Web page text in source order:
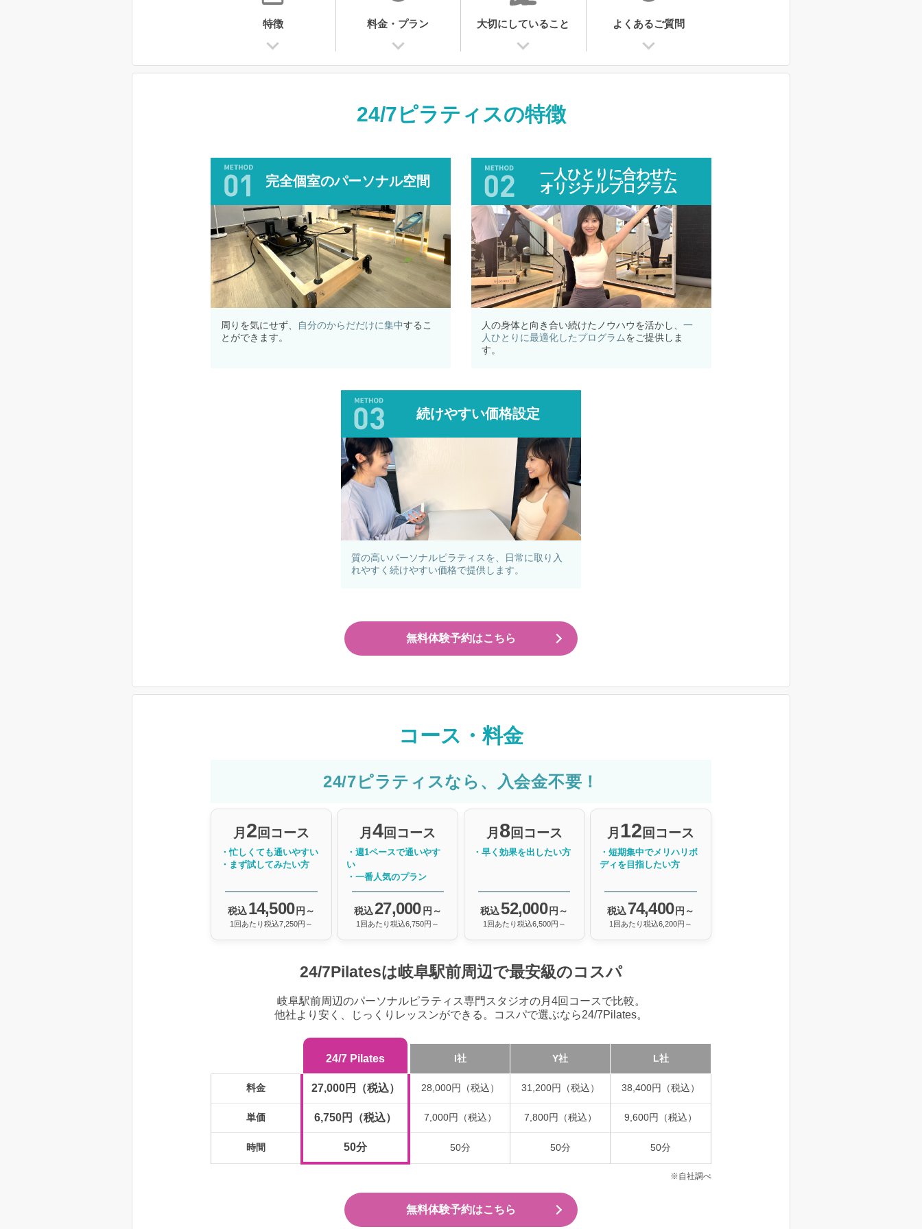
特徴 料金・プラン 大切にしていること よくあるご質問
24/7ピラティスの特徴
完全個室のパーソナル空間
周りを気にせず、 自分のからだだけに集中するこ
とができます。
一人ひとりに合わせた
オリジナルプログラム
人の身体と向き合い続けたノウハウを活かし、 一
人ひとりに最適化したプログラムをご提供しま
す。
続けやすい価格設定
質の高いパーソナルピラティスを、日常に取り入
れやすく続けやすい価格で提供します。
無料体験予約はこちら
コース・料金
24/7ピラティスなら、入会金不要！
月 2回コース
・忙しくても通いやすい
・まず試してみたい方
税込 14,500 円～
1回あたり税込7,250円～
月4回コース
・週1ペースで通いやす
い
・一番人気のプラン
税込27,000 円～
1回あたり税込6,750円～
月 8回コース
・早く効果を出したい方
税込52,000 円～
1回あたり税込6,500円～
月 12回コース
・短期集中でメリハリボ
ディを目指したい方
税込 74,400 円～
1回あたり税込6,200円～
24/7Pilatesは岐阜駅前周辺で最安級のコスパ
岐阜駅前周辺のパーソナルピラティス専門スタジオの月4回コースで比較。
他社より安く、じっくりレッスンができる。コスパで選ぶなら24/7Pilates。
24/7 Pilates I社 Y社 L社
料金 27,000円（税込） 28,000円（税込） 31,200円（税込） 38,400円（税込）
単価 6,750円（税込） 7,000円（税込） 7,800円（税込） 9,600円（税込）
時間 50分 50分 50分 50分
※自社調べ
無料体験予約はこちら